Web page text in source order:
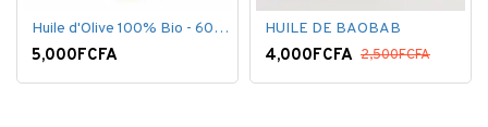
Huile d'Olive 100% Bio - 60 ml
5,000FCFA
HUILE DE BAOBAB
4,000FCFA 2,500FCFA